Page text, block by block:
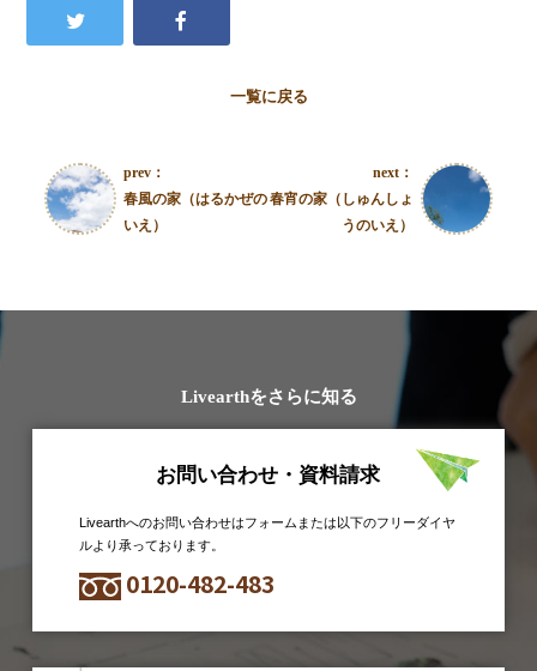
一覧に戻る
prev：
春風の家（はるかぜの
いえ）
next：
春宵の家（しゅんしょ
うのいえ）
Livearthをさらに知る
お問い合わせ・資料請求
Livearthへのお問い合わせはフォームまたは以下のフリーダイヤ
ルより承っております。
0120-482-483